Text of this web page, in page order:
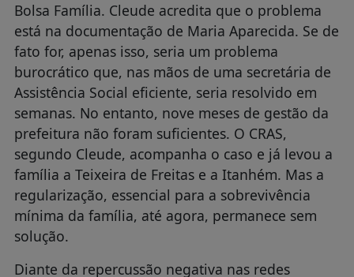
Bolsa Família. Cleude acredita que o problema
está na documentação de Maria Aparecida. Se de
fato for, apenas isso, seria um problema
burocrático que, nas mãos de uma secretária de
Assistência Social eficiente, seria resolvido em
semanas. No entanto, nove meses de gestão da
prefeitura não foram suficientes. O CRAS,
segundo Cleude, acompanha o caso e já levou a
família a Teixeira de Freitas e a Itanhém. Mas a
regularização, essencial para a sobrevivência
mínima da família, até agora, permanece sem
solução.
Diante da repercussão negativa nas redes